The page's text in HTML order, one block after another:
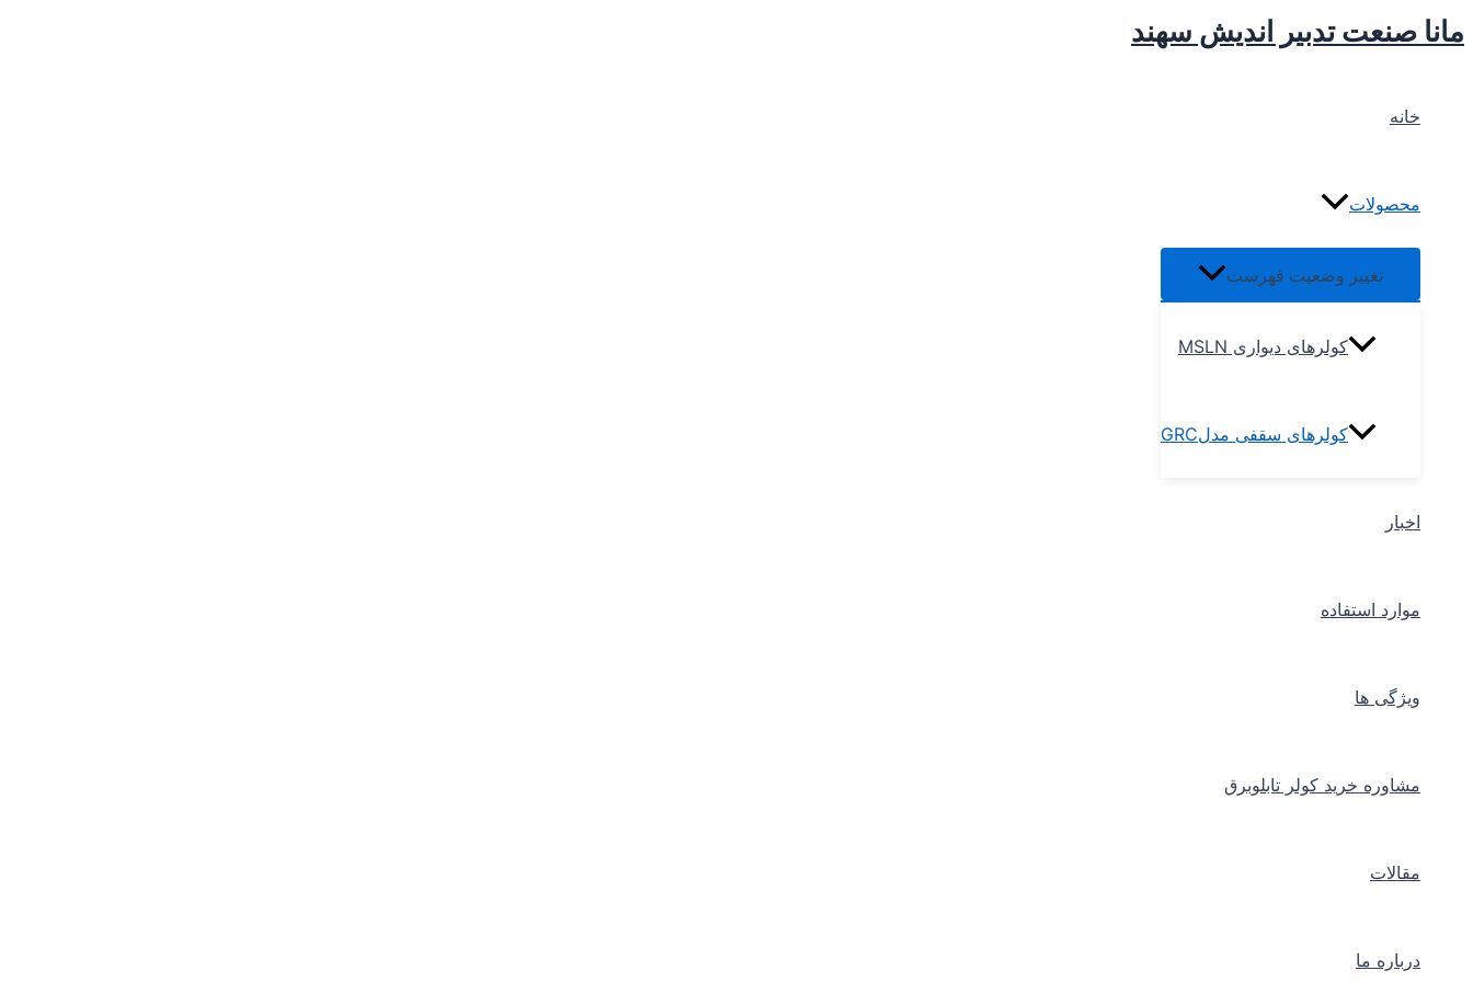
پرش
به
مانا صنعت تدبیر اندیش سهند
خانه
محصولات
تغییر وضعیت فهرست
کولرهای دیواری MSLN
کولرهای سقفی مدلGRC
اخبار
موارد استفاده
ویژگی ها
مشاوره خرید کولر تابلوبرق
مقالات
درباره ما